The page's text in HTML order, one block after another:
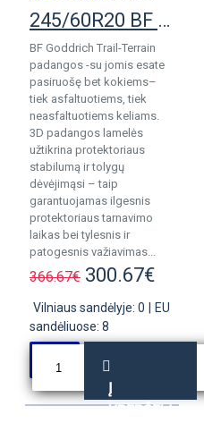
245/60R20 BF Goodrich Trail-Terrain T/A
BF Goddrich Trail-Terrain
padangos -su jomis esate
pasiruošę bet kokiems–
tiek asfaltuotiems, tiek
neasfaltuotiems keliams.
3D padangos lamelės
užtikrina protektoriaus
stabilumą ir tolygų
dėvėjimąsi – taip
garantuojamas ilgesnis
protektoriaus tarnavimo
laikas bei tylesnis ir
patogesnis važiavimas...
366.67€ 300.67€
Vilniaus sandėlyje: 0
EU
sandėliuose: 8
Į
KREPŠELĮ